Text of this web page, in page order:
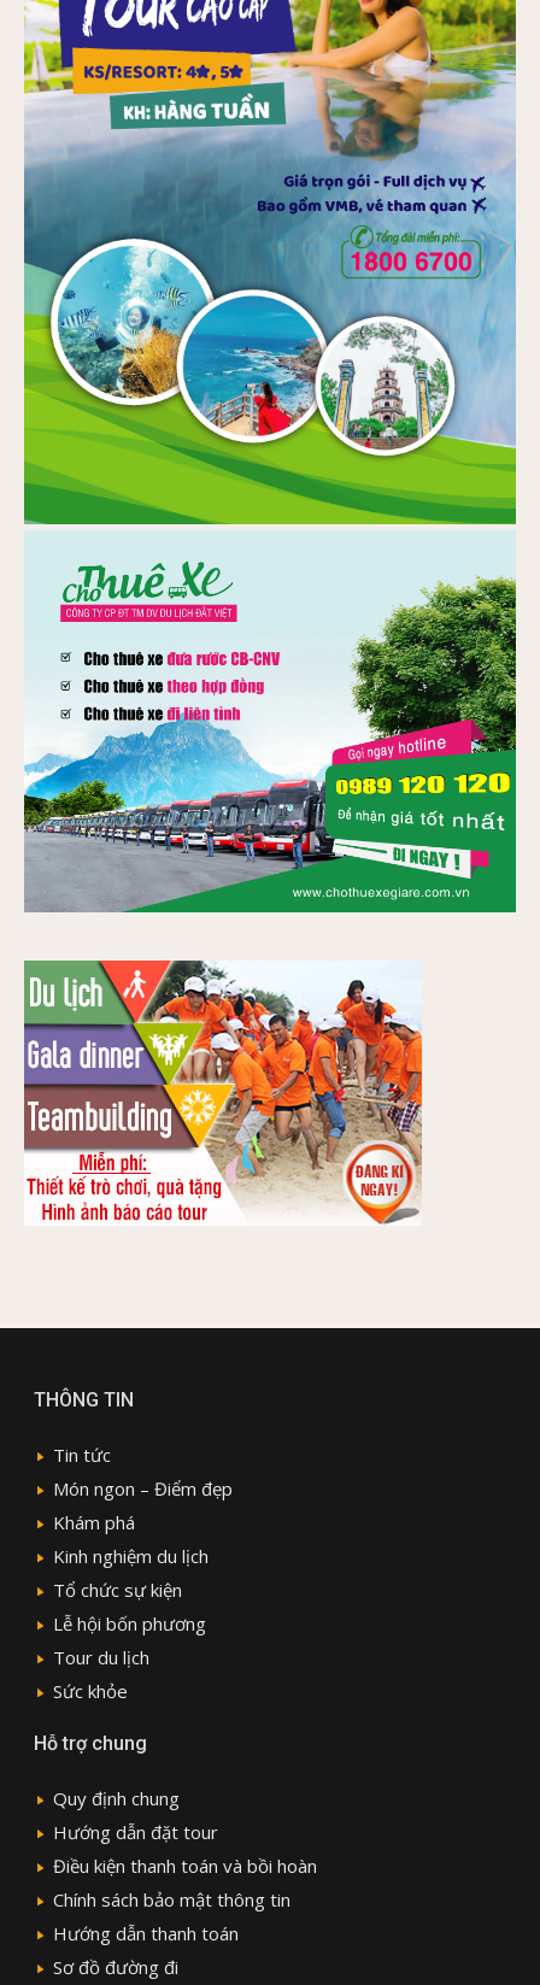
THÔNG TIN
Tin tức
Món ngon – Điểm đẹp
Khám phá
Kinh nghiệm du lịch
Tổ chức sự kiện
Lễ hội bốn phương
Tour du lịch
Sức khỏe
Hỗ trợ chung
Quy định chung
Hướng dẫn đặt tour
Điều kiện thanh toán và bồi hoàn
Chính sách bảo mật thông tin
Hướng dẫn thanh toán
Sơ đồ đường đi